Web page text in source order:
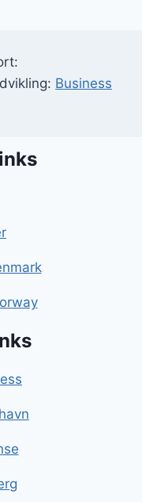
Business